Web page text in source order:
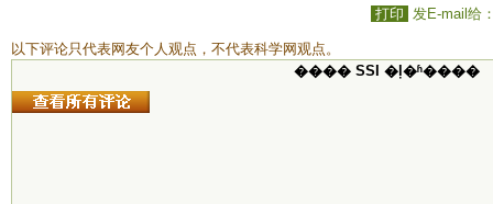
打印 发E-mail给
以下评论只代表网友个人观点，不代表科学网观点。
���� SSI �ļ�ʱ����